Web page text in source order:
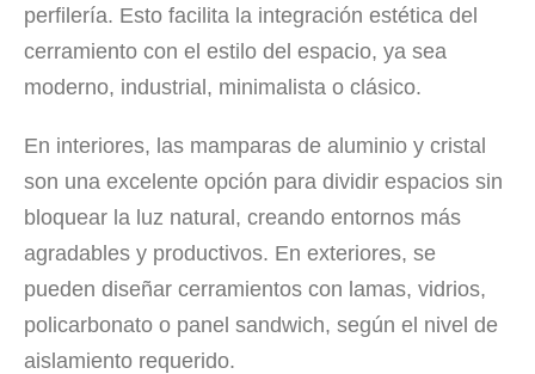
perfilería. Esto facilita la integración estética del
cerramiento con el estilo del espacio, ya sea
moderno, industrial, minimalista o clásico.
En interiores, las mamparas de aluminio y cristal
son una excelente opción para dividir espacios sin
bloquear la luz natural, creando entornos más
agradables y productivos. En exteriores, se
pueden diseñar cerramientos con lamas, vidrios,
policarbonato o panel sandwich, según el nivel de
aislamiento requerido.